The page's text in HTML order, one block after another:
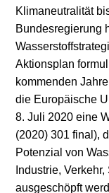
Klimaneutralität
Bundesregierung
Aktionsplan
kommenden
die Europäische
8. Juli 2020 eine
(2020) 301 final),
Potenzial von
Industrie,
ausgeschöpft